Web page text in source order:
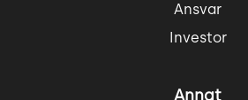
Ansvar
Investor
Annat